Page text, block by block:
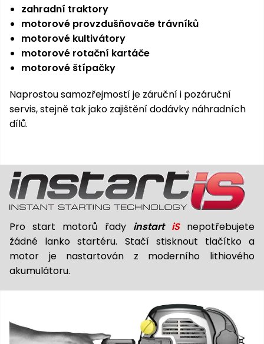
zahradní traktory
motorové provzdušňovače trávníků
motorové kultivátory
motorové rotační kartáče
motorové štípačky
Naprostou samozřejmostí je záruční i pozáruční
servis, stejně tak jako zajištění dodávky náhradních
dílů.
Pro start motorů řady instart iSnepotřebujete
žádné lanko startéru. Stačí stisknout tlačítko a
motor je nastartován z moderního lithiového
akumulátoru.